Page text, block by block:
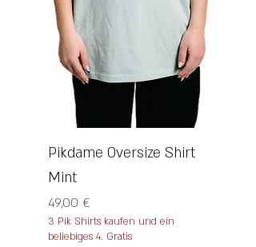
Pikdame Oversize Shirt
Mint
Preis
49,00 €
3 Pik Shirts kaufen und ein
beliebiges 4. Gratis